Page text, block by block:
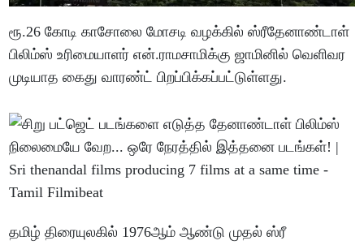
ரூ.26 கோடி காசோலை மோசடி வழக்கில் ஸ்ரீதேனாண்டாள்
பிலிம்ஸ் உரிமையாளர் என்.ராமசாமிக்கு ஜாமினில் வெளிவர
முடியாத கைது வாரண்ட் பிறப்பிக்கப்பட்டுள்ளது.
தமிழ் திரையுலகில் 1976ஆம் ஆண்டு முதல் ஸ்ரீ